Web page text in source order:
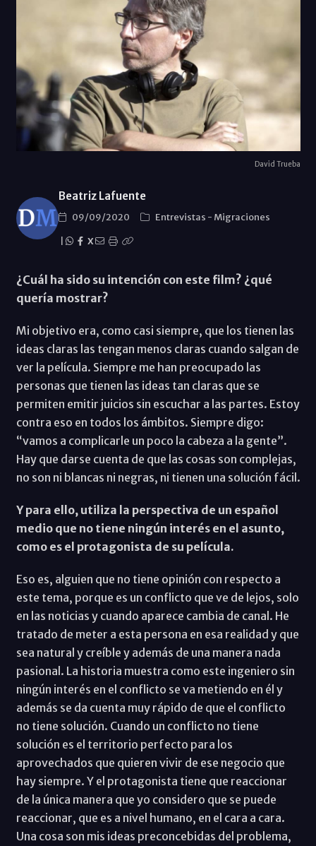
David Trueba
Beatriz Lafuente
09/09/2020 Entrevistas - Migraciones
X
¿Cuál ha sido su intención con este film? ¿qué
quería mostrar?
Mi objetivo era, como casi siempre, que los tienen las
ideas claras las tengan menos claras cuando salgan de
ver la película. Siempre me han preocupado las
personas que tienen las ideas tan claras que se
permiten emitir juicios sin escuchar a las partes. Estoy
contra eso en todos los ámbitos. Siempre digo:
“vamos a complicarle un poco la cabeza a la gente”.
Hay que darse cuenta de que las cosas son complejas,
no son ni blancas ni negras, ni tienen una solución fácil.
Y para ello, utiliza la perspectiva de un español
medio que no tiene ningún interés en el asunto,
como es el protagonista de su película.
Eso es, alguien que no tiene opinión con respecto a
este tema, porque es un conflicto que ve de lejos, solo
en las noticias y cuando aparece cambia de canal. He
tratado de meter a esta persona en esa realidad y que
sea natural y creíble y además de una manera nada
pasional. La historia muestra como este ingeniero sin
ningún interés en el conflicto se va metiendo en él y
además se da cuenta muy rápido de que el conflicto
no tiene solución. Cuando un conflicto no tiene
solución es el territorio perfecto para los
aprovechados que quieren vivir de ese negocio que
hay siempre. Y el protagonista tiene que reaccionar
de la única manera que yo considero que se puede
reaccionar, que es a nivel humano, en el cara a cara.
Una cosa son mis ideas preconcebidas del problema,